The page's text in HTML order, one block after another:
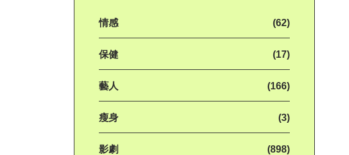
情感 (62)
保健 (17)
藝人 (166)
瘦身 (3)
影劇 (898)